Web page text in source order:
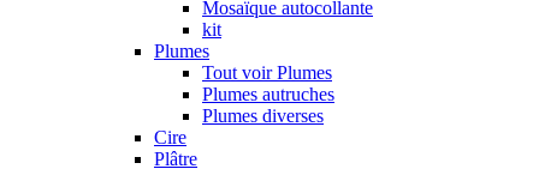
Mosaïque autocollante
kit
Plumes
Tout voir Plumes
Plumes autruches
Plumes diverses
Cire
Plâtre